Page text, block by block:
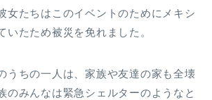
女たちはこのイベントのためにメキシ
いたため被災を免れました。
うちの一人は、家族や友達の家も全壊
のみんなは緊急シェルターのようなと